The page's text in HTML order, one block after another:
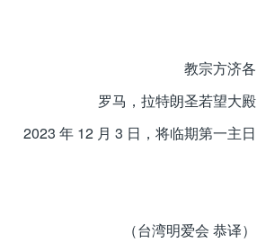
教宗方济各
罗马，拉特朗圣若望大殿
2023 年 12 月 3 日，将临期第一主日
（台湾明爱会 恭译）